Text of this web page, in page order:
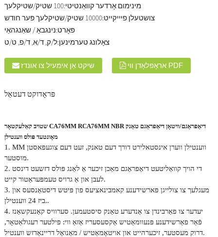
מינימום אָרדער קוואַנטיטי:100 שטיק/שטיקלעך
צושטעלן פיייקייט:10000 שטיק/שטיקלעך פּער חודש
פּאָרט:נינגבאָ / שאַנגהאַי
צאָלונג טערמינען:ל/ק, ד/א, ד/פ, ט/ט
שיקט אַן אימעיל צו אונדז אראָפּלאָדן ווי PDF
פּראָדוקט דעטאַל
שטויב קאַלעקטאָר CA76MM RCA76MM NBR דיאַפראַגם/וויטאָן דיאַפראַגם טאַנק
מאָונטעד פּולס ווענטילן
1. MM ווענטילן ווערן אינסטאלירט דורך דעם טאנק, זעט דעם צוגעפאסטן
מוסטער.
2. די הויך קוואַליטעט דיאַפראַגם מאַכן זיכער אַ לאַנג פּולס דזשעט דינסט
לעבן און אַ גרויס טעמפּעראַטור קייט.
3. מעגלעך צו צולייגן פארשידענע קאמבינאציעס פון פּיטש דיסטאַנסעס און
ביז 24 ווענטילן..
4. יעדער צו פאַרבינדן צו אַנדערע טאַנק סיסטעמען. סערוויס קאַנעקשאַנז
פֿאַר פאַרשידענע פּנעוומאַטיש אַקסעסעריז אַזאַ ווי: פילטער רעגולאַטאָר,
דרוק מעסטער, זיכערהייט און אויטאָמאַטיש / מאַנואַל דריינאַדזש ווענטיל.